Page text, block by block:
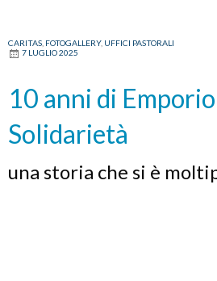
CARITAS FOTOGALLERY, UFFICI PASTORALI
7 LUGLIO 2025
10 anni di
Solidarietà
una storia che si è